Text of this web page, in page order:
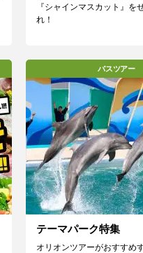
『シャインマスカット』を
れ！
バスツアー
テーマパーク特集
オリオンツアーがおすすめ